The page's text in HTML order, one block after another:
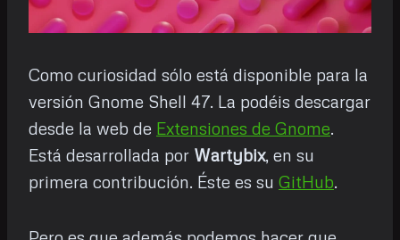
Como curiosidad sólo está disponible para la
versión Gnome Shell 47. La podéis descargar
desde la web de Extensiones de Gnome.
Está desarrollada por Wartybix, en su
primera contribución. Éste es su GitHub.